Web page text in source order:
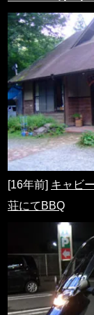
[16年前] キャビ
荘にてBBQ